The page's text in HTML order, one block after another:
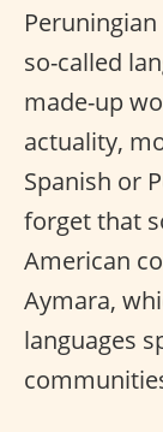
so-called
made-up
actuality,
Spanish or
forget that
American
Aymara,
languages